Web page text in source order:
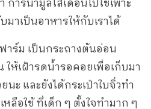
ารนำมูลไส้เดือนไปใช้เพาะ
าเป็นอาหารให้กับเราได้
าร์ม เป็นกระถางต้นอ่อน
ให้เฝ้ารดน้ำรอคอยเพื่อเก็บมา
ะ และยังได้กระเป๋าใบจิ๋วทำ
ลือใช้ ที่เด็ก ๆ ตั้งใจทำมาก ๆ